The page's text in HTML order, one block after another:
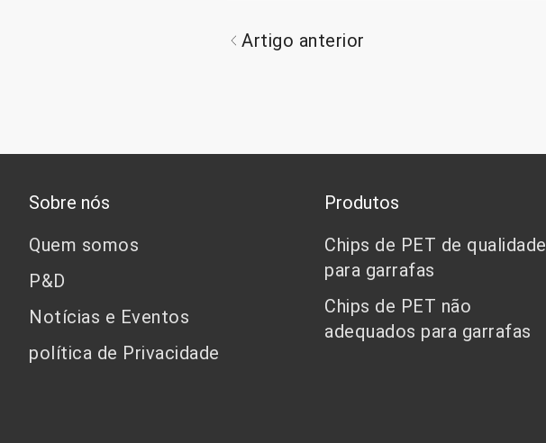
Artigo anterior
Sobre nós
Quem somos
P&D
Notícias e Eventos
política de Privacidade
Produtos
Chips de PET de qualidade
para garrafas
Chips de PET não
adequados para garrafas